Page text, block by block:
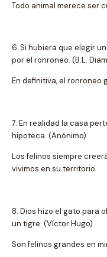
Todo animal merece ser
6. Si hubiera que elegir
por el ronroneo. (B.L.
En definitiva, el ronroneo
7. En realidad la casa
hipoteca. (Anónimo)
Los felinos siempre
vivimos en su territorio.
8. Dios hizo el gato para
un tigre. (Víctor Hugo)
Son felinos grandes en